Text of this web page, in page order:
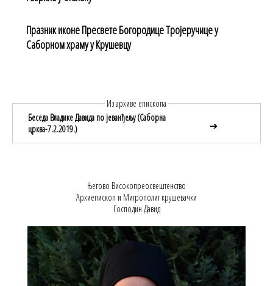
Празник иконе Пресвете Богородице Тројеручице у
Саборном храму у Крушевцу
Из архиве епископа
Беседа Владике Давида по јеванђељу (Саборна
црква-7.2.2019.)
➔
Његово Високопреосвештенство
Архиепископ и Митрополит крушевачки
Господин Давид